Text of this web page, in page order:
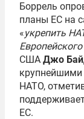
Боррель
планы ЕС на
«укрепить
США Джо
НАТО,
ЕС.